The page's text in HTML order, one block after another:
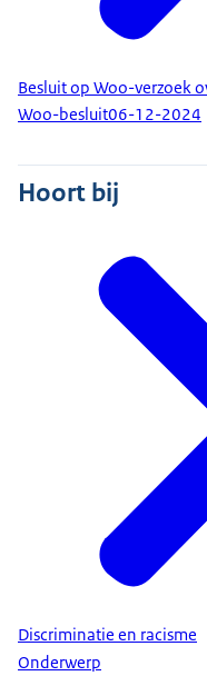
Besluit op Woo-verzoek
Woo-besluit06-12-2024
Hoort bij
Discriminatie en racisme
Onderwerp